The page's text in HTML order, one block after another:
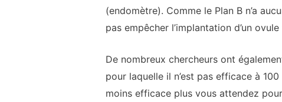
(endomètre). Comme le Plan B n’a
pas empêcher l’implantation d’un
De nombreux chercheurs ont
pour laquelle il n’est pas efficace à
moins efficace plus vous attendez pour